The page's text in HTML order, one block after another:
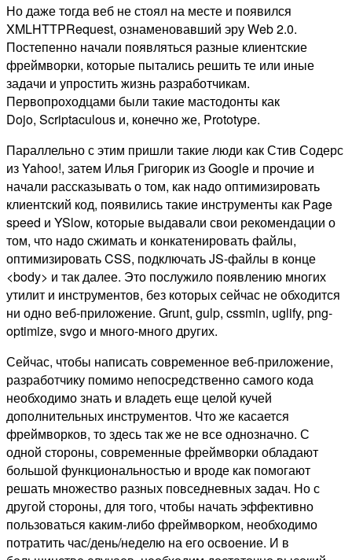
Но даже тогда веб не стоял на месте и появился
XMLHTTPRequest, ознаменовавший эру Web 2.0.
Постепенно начали появляться разные клиентские
фреймворки, которые пытались решить те или иные
задачи и упростить жизнь разработчикам.
Первопроходцами были такие мастодонты как
Dojo, Scriptaculous и, конечно же, Prototype.
Параллельно с этим пришли такие люди как Стив Содерс
из Yahoo!, затем Илья Григорик из Google и прочие и
начали рассказывать о том, как надо оптимизировать
клиентский код, появились такие инструменты как Page
speed и YSlow, которые выдавали свои рекомендации о
том, что надо сжимать и конкатенировать файлы,
оптимизировать CSS, подключать JS-файлы в конце
<body> и так далее. Это послужило появлению многих
утилит и инструментов, без которых сейчас не обходится
ни одно веб-приложение. Grunt, gulp, cssmin, uglify, png-
optimize, svgo и много-много других.
Сейчас, чтобы написать современное веб-приложение,
разработчику помимо непосредственно самого кода
необходимо знать и владеть еще целой кучей
дополнительных инструментов. Что же касается
фреймворков, то здесь так же не все однозначно. С
одной стороны, современные фреймворки обладают
большой функциональностью и вроде как помогают
решать множество разных повседневных задач. Но с
другой стороны, для того, чтобы начать эффективно
пользоваться каким-либо фреймворком, необходимо
потратить час/день/неделю на его освоение. И в